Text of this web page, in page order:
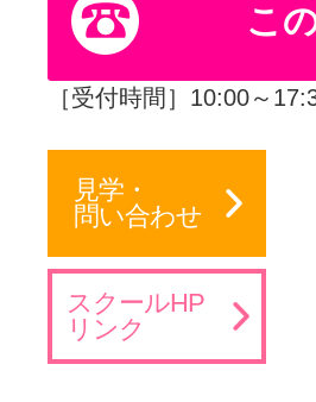
こ
［受付時間］10:00～
見学・
問い合わせ
スクールHP
リンク